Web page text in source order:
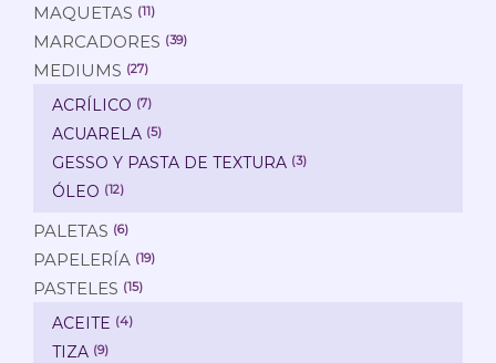
MAQUETAS (11)
MARCADORES (39)
MEDIUMS (27)
ACRÍLICO (7)
ACUARELA (5)
GESSO Y PASTA DE TEXTURA (3)
ÓLEO (12)
PALETAS (6)
PAPELERÍA (19)
PASTELES (15)
ACEITE (4)
TIZA (9)